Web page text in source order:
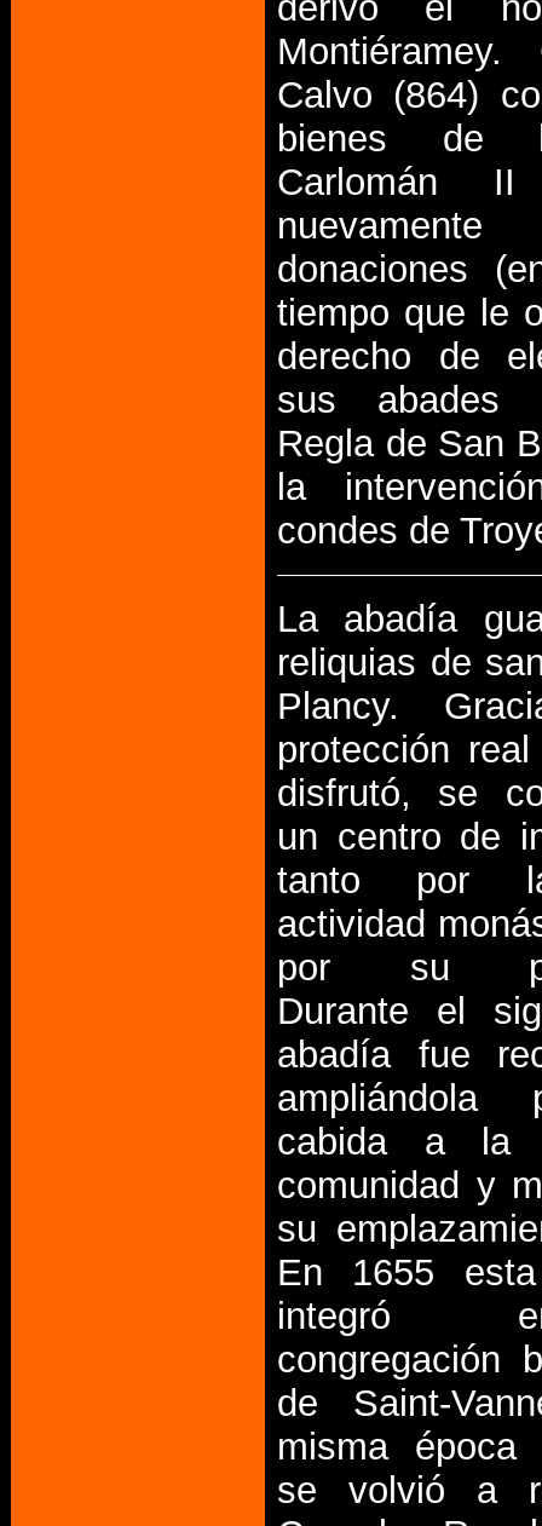
Calvo (864)
bienes de
Carlomán II
donaciones
tiempo que le
derecho de
sus abades
Regla de San
la
condes de
La abadía
reliquias de
Plancy.
protección
disfrutó, se
un centro de
tanto por
actividad
por su
Durante el
abadía fue
ampliándola
cabida a la
comunidad y
su
En 1655
integró
congregación
de Saint-
misma
se volvió a